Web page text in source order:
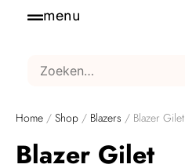
menu
Home / Shop / Blazers / Blazer Gilet
Blazer Gilet